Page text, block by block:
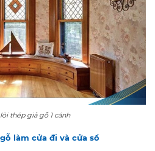
thép giả gỗ 1 cánh
làm cửa đi và cửa sổ